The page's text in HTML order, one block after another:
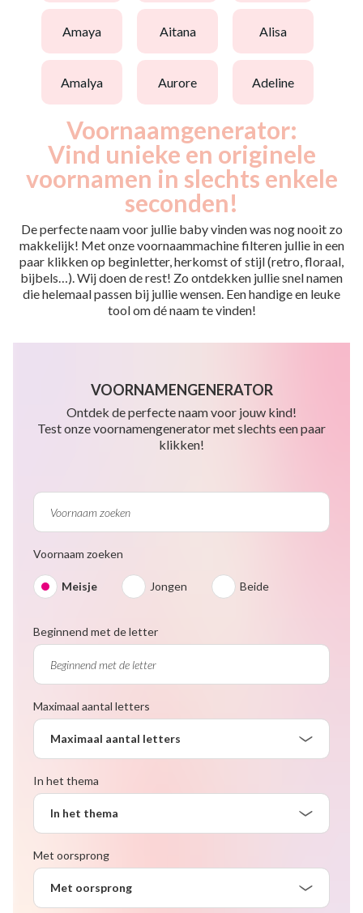
amaya aitana alisa
amalya aurore adeline
Voornaamgenerator:
Vind unieke en originele
voornamen in slechts enkele
seconden!
De perfecte naam voor jullie baby vinden was nog nooit zo
makkelijk! Met onze voornaammachine filteren jullie in een
paar klikken op beginletter, herkomst of stijl (retro, floraal,
bijbels…). Wij doen de rest! Zo ontdekken jullie snel namen
die helemaal passen bij jullie wensen. Een handige en leuke
tool om dé naam te vinden!
VOORNAMENGENERATOR
Ontdek de perfecte naam voor jouw kind!
Test onze voornamengenerator met slechts een paar
klikken!
Voornaam zoeken
Meisje Jongen Beide
Beginnend met de letter
Maximaal aantal letters
Maximaal aantal letters
In het thema
In het thema
Met oorsprong
Met oorsprong